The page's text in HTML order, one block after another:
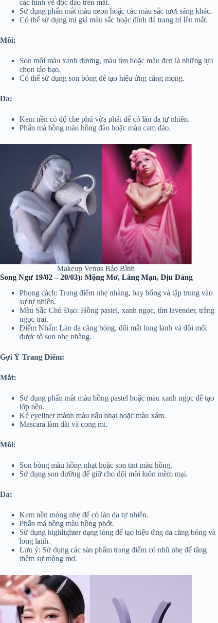
các hình vẽ độc đáo trên mắt.
Sử dụng phấn mắt màu neon hoặc các màu sắc tươi sáng khác.
Có thể sử dụng mi giả màu sắc hoặc đính đá trang trí lên mắt.
Môi:
Son môi màu xanh dương, màu tím hoặc màu đen là những lựa
chọn táo bạo.
Có thể sử dụng son bóng để tạo hiệu ứng căng mọng.
Da:
Kem nền có độ che phủ vừa phải để có làn da tự nhiên.
Phấn má hồng màu hồng đào hoặc màu cam đào.
Makeup Venus Bảo Bình
Song Ngư 19/02 – 20/03): Mộng Mơ, Lãng Mạn, Dịu Dàng
Phong cách: Trang điểm nhẹ nhàng, bay bổng và tập trung vào
sự tự nhiên.
Màu Sắc Chủ Đạo: Hồng pastel, xanh ngọc, tím lavender, trắng
ngọc trai.
Điểm Nhấn: Làn da căng bóng, đôi mắt long lanh và đôi môi
được tô son nhẹ nhàng.
Gợi Ý Trang Điểm:
Mắt:
Sử dụng phấn mắt màu hồng pastel hoặc màu xanh ngọc để tạo
lớp nền.
Kẻ eyeliner mảnh màu nâu nhạt hoặc màu xám.
Mascara làm dài và cong mi.
Môi:
Son bóng màu hồng nhạt hoặc son tint màu hồng.
Sử dụng son dưỡng để giữ cho đôi môi luôn mềm mại.
Da:
Kem nền mỏng nhẹ để có làn da tự nhiên.
Phấn má hồng màu hồng phớt.
Sử dụng highlighter dạng lỏng để tạo hiệu ứng da căng bóng và
long lanh.
Lưu ý: Sử dụng các sản phẩm trang điểm có nhũ nhẹ để tăng
thêm sự mộng mơ.